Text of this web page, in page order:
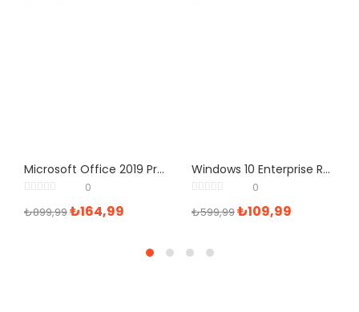
Microsoft Office 2019 Professional Plus Retail
0
₺899,99₺164,99
Windows 10 Enterprise Retail Dijital Lisans Anahtarı
0
₺599,99₺109,99